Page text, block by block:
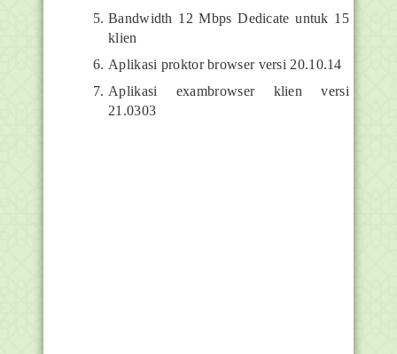
Bandwidth 12 Mbps Dedicate untuk 15
klien
Aplikasi proktor browser versi 20.10.14
Aplikasi exambrowser klien versi
21.0303